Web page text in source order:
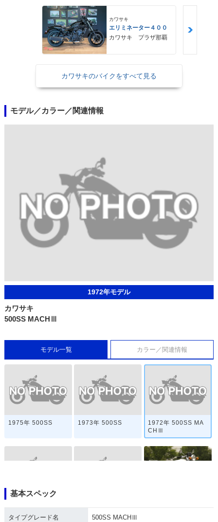
カワサキ
エリミネーター４００
カワサキ プラザ那覇
カワサキのバイクをすべて見る
モデル／カラー／関連情報
1972年モデル
カワサキ
500SS MACHⅢ
モデル一覧 カラー／関連情報
1975年 500SS 1973年 500SS
1972年 500SS MA
CHⅢ
基本スペック
タイプグレード名 500SS MACHⅢ